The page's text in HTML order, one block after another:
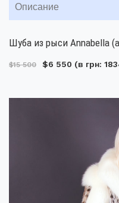
Описание
Шуба из рыси Annabella
$15 500 $6 550 (в грн: